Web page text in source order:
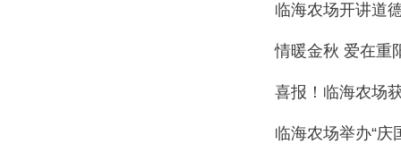
临海农场开讲道
情暖金秋 爱在重
喜报！临海农场
临海农场举办“庆